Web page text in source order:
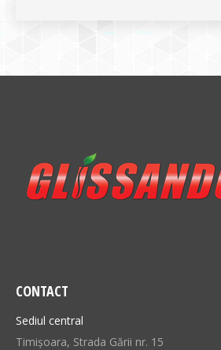
CONTACT
Sediul central
Timișoara, Strada Gării nr. 15